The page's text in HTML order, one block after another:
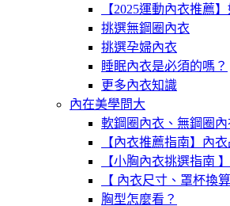
【2025運動內衣推薦
挑選無鋼圈內衣
挑選孕婦內衣
睡眠內衣是必須的嗎？
更多內衣知識
內在美學問大
軟鋼圈內衣、無鋼圈內
【內衣推薦指南】內
【小胸內衣挑選指南
【 內衣尺寸、罩杯換
胸型怎麼看？